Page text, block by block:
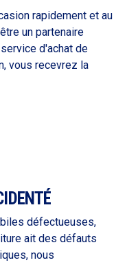
rapidement et au
un partenaire
d'achat de
vous recevrez la
défectueuses,
ait des défauts
nous